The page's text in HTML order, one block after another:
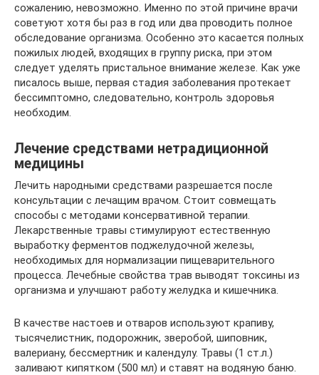
сожалению, невозможно. Именно по этой причине врачи
советуют хотя бы раз в год или два проводить полное
обследование организма. Особенно это касается полных
пожилых людей, входящих в группу риска, при этом
следует уделять пристальное внимание железе. Как уже
писалось выше, первая стадия заболевания протекает
бессимптомно, следовательно, контроль здоровья
необходим.
Лечение средствами нетрадиционной
медицины
Лечить народными средствами разрешается после
консультации с лечащим врачом. Стоит совмещать
способы с методами консервативной терапии.
Лекарственные травы стимулируют естественную
выработку ферментов поджелудочной железы,
необходимых для нормализации пищеварительного
процесса. Лечебные свойства трав выводят токсины из
организма и улучшают работу желудка и кишечника.
В качестве настоев и отваров используют крапиву,
тысячелистник, подорожник, зверобой, шиповник,
валериану, бессмертник и календулу. Травы (1 ст.л.)
заливают кипятком (500 мл) и ставят на водяную баню.